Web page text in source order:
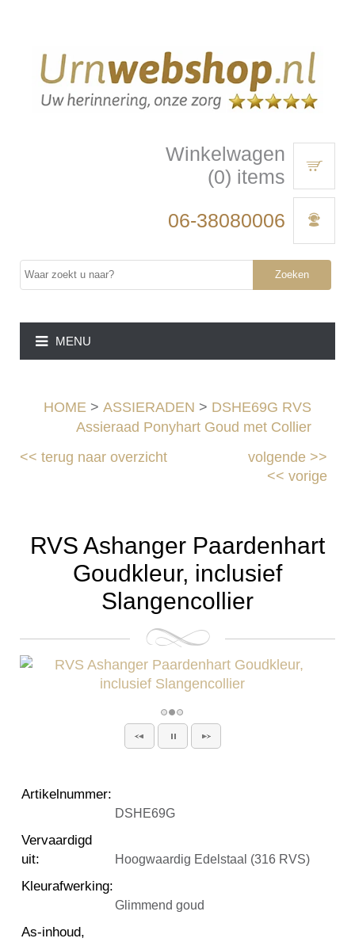
Winkelwagen
(0) items
06-38080006
Zoeken
MENU
HOME > ASSIERADEN > DSHE69G RVS
Assieraad Ponyhart Goud met Collier
<<terug naar overzicht volgende>>
<< vorige
RVS Ashanger Paardenhart
Goudkleur, inclusief
Slangencollier
Artikelnummer:
DSHE69G
Vervaardigd
uit: Hoogwaardig Edelstaal (316 RVS)
Kleurafwerking:
Glimmend goud
As-inhoud,